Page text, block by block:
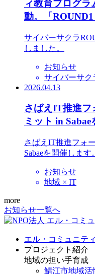
ィ教育プログ
動。「
サイバーサクラ
しました。
お知らせ
サイバーサク
2026.04.13
さばえIT推進フ
ミット in Sabae
さばえIT推進フォ
Sabaeを開催します。
お知らせ
地域 × IT
more
お知らせ一覧へ
エル・コミュニテ
プロジェクト紹介
地域の担い手育成
鯖江市地域活